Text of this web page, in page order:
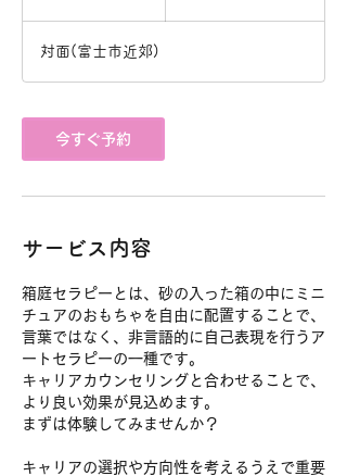
対面(富士市近郊)
今すぐ予約
サービス内容
箱庭セラピーとは、砂の入った箱の中にミニ
チュアのおもちゃを自由に配置することで、
言葉ではなく、非言語的に自己表現を行うア
ートセラピーの一種です。
キャリアカウンセリングと合わせることで、
より良い効果が見込めます。
まずは体験してみませんか？
キャリアの選択や方向性を考えるうえで重要